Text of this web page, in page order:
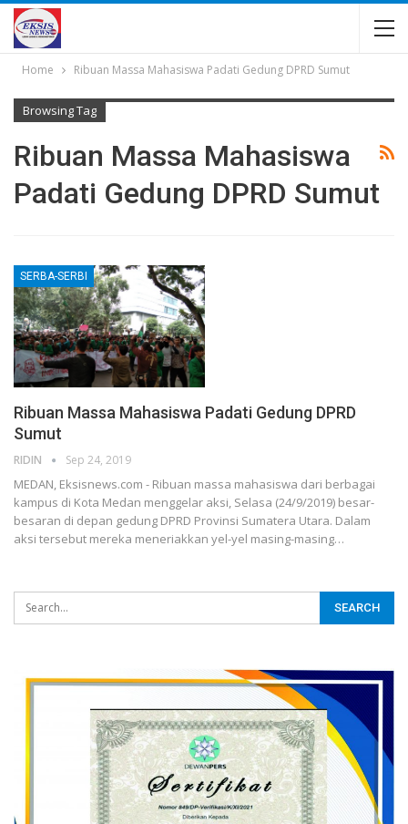
Home Ribuan Massa Mahasiswa Padati Gedung DPRD Sumut
Browsing Tag
Ribuan Massa Mahasiswa
Padati Gedung DPRD Sumut
SERBA-SERBI
Ribuan Massa Mahasiswa Padati Gedung DPRD
Sumut
RIDIN Sep 24, 2019
MEDAN, Eksisnews.com - Ribuan massa mahasiswa dari berbagai
kampus di Kota Medan menggelar aksi, Selasa (24/9/2019) besar-
besaran di depan gedung DPRD Provinsi Sumatera Utara. Dalam
aksi tersebut mereka meneriakkan yel-yel masing-masing…